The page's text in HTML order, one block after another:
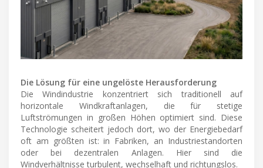
Die Lösung für eine ungelöste Herausforderung
Die Windindustrie konzentriert sich traditionell auf
horizontale Windkraftanlagen, die für stetige
Luftströmungen in großen Höhen optimiert sind. Diese
Technologie scheitert jedoch dort, wo der Energiebedarf
oft am größten ist: in Fabriken, an Industriestandorten
oder bei dezentralen Anlagen. Hier sind die
Windverhältnisse turbulent, wechselhaft und richtungslos.